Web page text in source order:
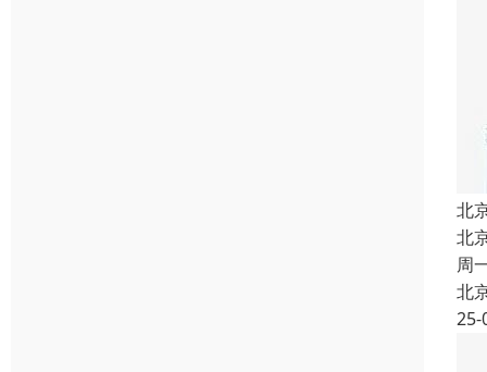
北
北
周
北
25-